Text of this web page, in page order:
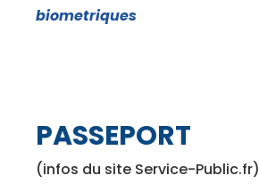
biometriques
PASSEPORT
(infos du site Service-Public.fr)